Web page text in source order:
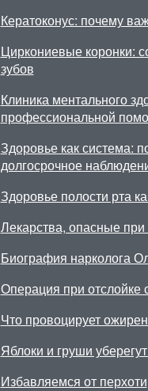
Кератоконус: почему
Циркониевые коронки:
зубов
Клиника ментального
профессиональной
Здоровье как система:
долгосрочное
Здоровье полости рта
Лекарства, опасные
Биография нарколога
Операция при отслойке
Что провоцирует
Яблоки и груши
Избавляемся от перхоти